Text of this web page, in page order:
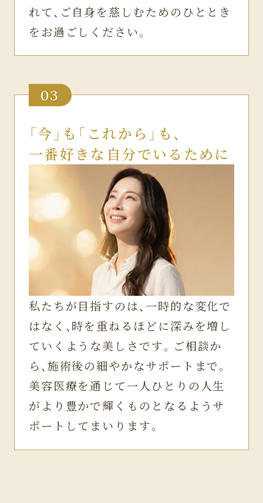
れて、ご自身を慈しむためのひととき
をお過ごしください。
03
「今」も「これから」も、
一番好きな自分でいるために
私たちが目指すのは、一時的な変化で
はなく、時を重ねるほどに深みを増し
ていくような美しさです。ご相談か
ら、施術後の細やかなサポートまで。
美容医療を通じて一人ひとりの人生
がより豊かで輝くものとなるようサ
ポートしてまいります。